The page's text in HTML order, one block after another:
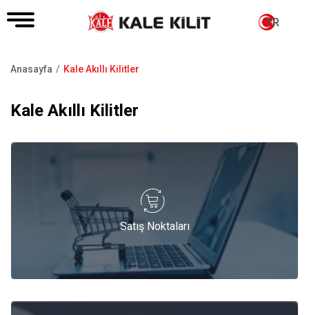
TR
yolu
Anasayfa Kale Akıllı Kilitler
Kale Akıllı Kilitler
Satış Noktaları
Satış Noktaları
Katalog